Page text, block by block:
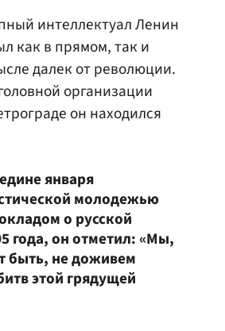
интеллектуал Ленин
как в прямом, так и
далек от революции.
организации
он находился
января
молодежью
о русской
года, он отметил: «Мы,
быть, не доживем
этой грядущей